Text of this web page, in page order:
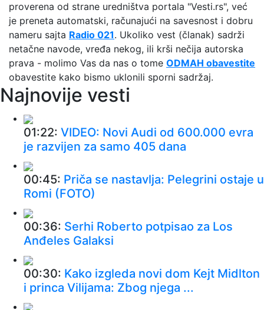
proverena od strane uredništva portala "Vesti.rs", već
je preneta automatski, računajući na savesnost i dobru
nameru sajta Radio 021. Ukoliko vest (članak) sadrži
netačne navode, vređa nekog, ili krši nečija autorska
prava - molimo Vas da nas o tome ODMAH obavestite
obavestite kako bismo uklonili sporni sadržaj.
Najnovije vesti
01:22: VIDEO: Novi Audi od 600.000 evra
je razvijen za samo 405 dana
00:45: Priča se nastavlja: Pelegrini ostaje u
Romi (FOTO)
00:36: Serhi Roberto potpisao za Los
Anđeles Galaksi
00:30: Kako izgleda novi dom Kejt Midlton
i princa Vilijama: Zbog njega ...